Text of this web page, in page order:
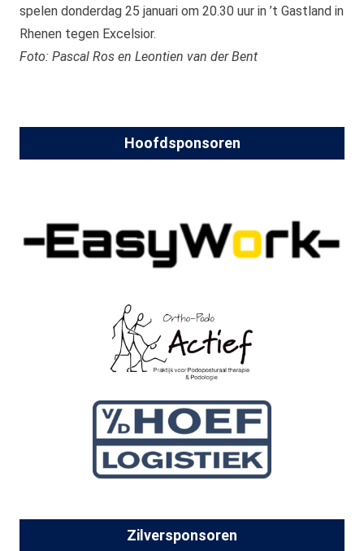
spelen donderdag 25 januari om 20.30 uur in ’t Gastland in
Rhenen tegen Excelsior.
Foto: Pascal Ros en Leontien van der Bent
Hoofdsponsoren
Zilversponsoren